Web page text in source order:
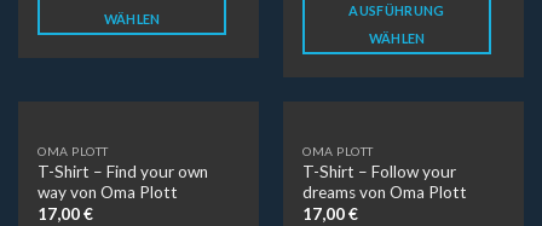
WÄHLEN
AUSFÜHRUNG
WÄHLEN
OMA PLOTT
T-Shirt – Find your own
way von Oma Plott
17,00€
OMA PLOTT
T-Shirt – Follow your
dreams von Oma Plott
17,00€